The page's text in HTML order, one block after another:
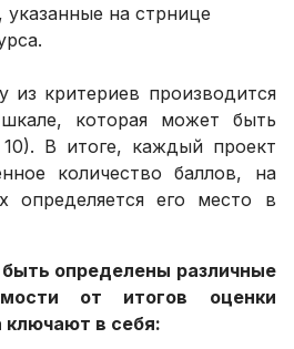
указанные на стрнице
критериев производится
которая может быть
В итоге, каждый проект
количество баллов, на
определяется его место в
определены различные
от итогов оценки
ключают в себя: